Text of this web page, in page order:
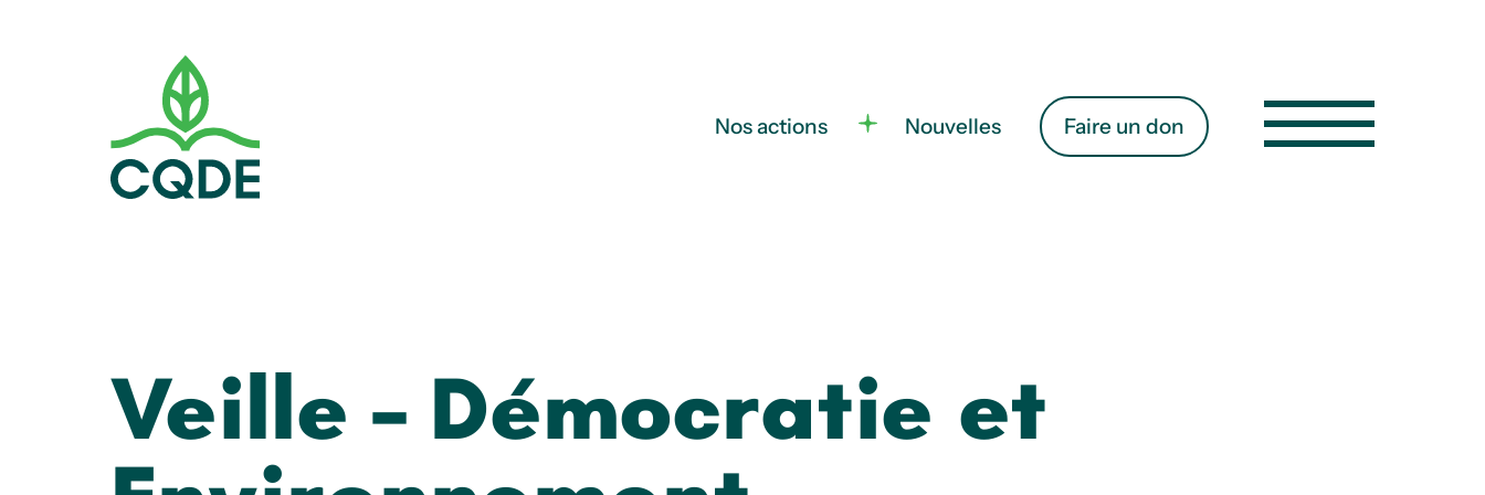
Nos actions Nouvelles Faire un don
Veille – Démocratie et